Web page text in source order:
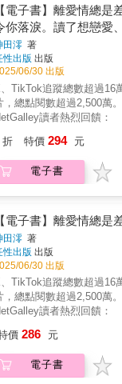
家，台灣犯罪作家聯會成員） &copy;
2024 Illustration :
別，誰來承擔那份動搖？
家、2024KadoKado百萬
作、大慕可可影視化潛力
的戀情與男女的友誼，青
青澀懵懂轉化為純熟的曖
給大人們的成長物語。
家）「心照不宣的透明情
的阻礙——即將步入而立
出『雖是大人，但依然不
，令人回想起過去那些不
的瞬間。」──M.S.Zenky
CORPORATION
福」究竟是什麼？人所能
儘管如此，我們仍要努力
的一句話】成為醫師已經超
品，是我以自己的詮釋，
以來所凝視的「人的生命
醫療為題材，但沒有「奇蹟
機深沉教授們的權力鬥爭
喊「快回來啊！」一邊進
。然而，盡可能地寫下的
謀與吶喊等，更加重要的
苦，怒吼與揮拳也不代表就
至少曾深深留在我心中的患
著醫療現場有的醫師們，
與溫柔，並且在任何時刻都
故事簡介】不是看病，而
諾莎教我們的事。原任職
郎，在妹妹過世後，為了
京都的一座寧靜小鎮擔
著腳踏車，在酷暑與風鈴
以蕨餅、長五郎餅、阿闍
的舊識花垣準教授，安排
研修。然而這裡所追求的
而是「陪伴患者走向終點
【電子書】離愛情總是
你落淚。讀了想戀愛
。
田澪 著
性出版 出版
06/30 出版
TikTok追蹤總數超過16
，總點閱數超過2,500
讀者熱烈回饋
嚮往戀愛。（圖書館員
個人都有的愛情經歷
書中，找到共鳴。（書評
X（前稱Twitter）上， 因
能發表140字，系統會自
， 有限的文字篇幅，
， 她在TikTok上以流行
說的短影片，總點閱
澪：「我想寫給那些不
們會想讀的東西。」 戀
悸動心碎，親情的離散
則故事，有的讓你會心
照的習慣，手機相簿裡只有
。 可是難得出來旅行
折 特價 294 元
電子書
【電子書】離愛情總是
田澪 著
性出版 出版
06/30 出版
TikTok追蹤總數超過16
，總點閱數超過2,500
讀者熱烈回饋
嚮往戀愛。（圖書館
個人都有的愛情經歷
書中，找到共鳴。（書評
價 286 元
電子書